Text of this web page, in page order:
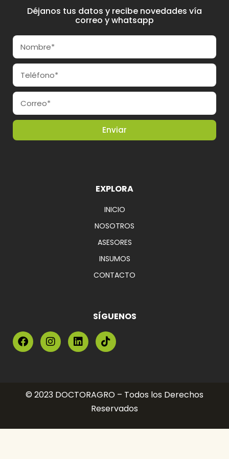
Déjanos tus datos y recibe novedades vía
correo y whatsapp
Enviar
EXPLORA
INICIO
NOSOTROS
ASESORES
INSUMOS
CONTACTO
SÍGUENOS
© 2023 DOCTORAGRO – Todos los Derechos
Reservados